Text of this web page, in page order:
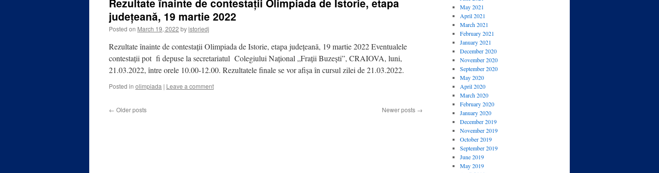
Rezultate înainte de contestații Olimpiada de Istorie, etapa
județeană, 19 martie 2022
Posted on March 19, 2022 byistoriedj
Rezultate înainte de contestații Olimpiada de Istorie, etapa județeană, 19 martie 2022 Eventualele
contestații pot fi depuse la secretariatul Colegiului Național „Frații Buzești”, CRAIOVA, luni,
21.03.2022, între orele 10.00-12.00. Rezultatele finale se vor afișa în cursul zilei de 21.03.2022.
Posted in olimpiada | Leave a comment
← Older posts Newer posts →
May 2021
April 2021
March 2021
February 2021
January 2021
December 2020
November 2020
September 2020
May 2020
April 2020
March 2020
February 2020
January 2020
December 2019
November 2019
October 2019
September 2019
June 2019
May 2019